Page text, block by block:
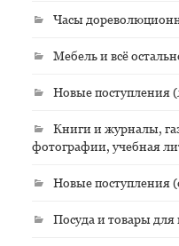
Часы
Мебель и всё
Новые поступления
Книги и журналы,
фотографии, учебная
Новые поступления
Посуда и товары